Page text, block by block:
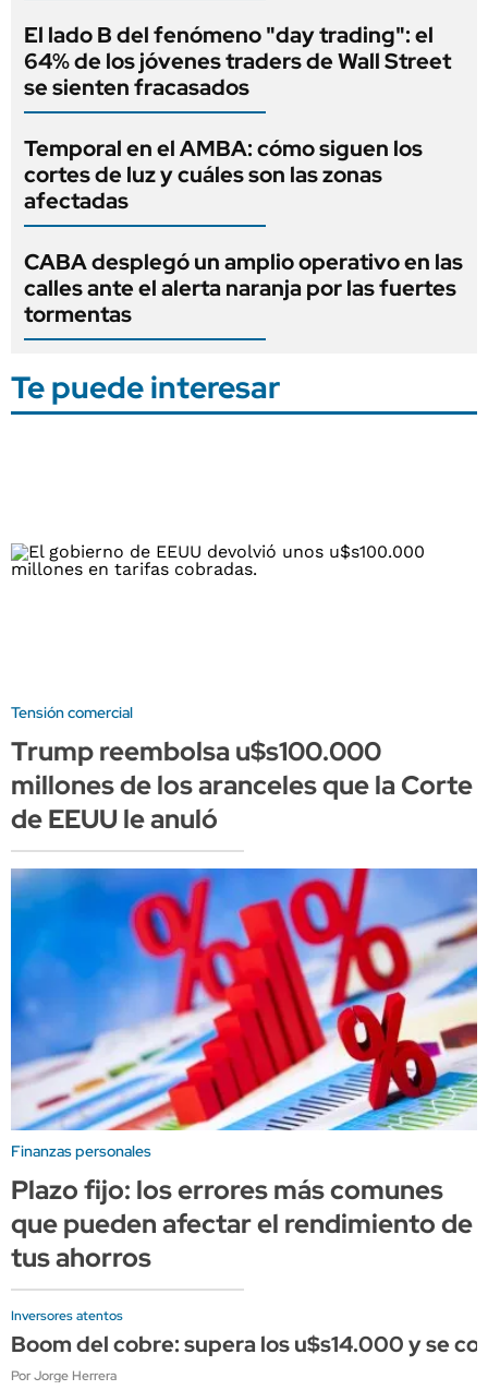
El lado B del fenómeno "day trading": el
64% de los jóvenes traders de Wall Street
se sienten fracasados
Temporal en el AMBA: cómo siguen los
cortes de luz y cuáles son las zonas
afectadas
CABA desplegó un amplio operativo en las
calles ante el alerta naranja por las fuertes
tormentas
Te puede interesar
Tensión comercial
Trump reembolsa u$s100.000
millones de los aranceles que la Corte
de EEUU le anuló
Finanzas personales
Plazo fijo: los errores más comunes
que pueden afectar el rendimiento de
tus ahorros
Inversores atentos
Boom del cobre: supera los u$s14.000 y se
Por Jorge Herrera